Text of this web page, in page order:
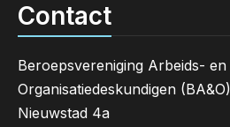
Contact
Beroepsvereniging Arbeids- en
Organisatiedeskundigen (BA&O)
Nieuwstad 4a